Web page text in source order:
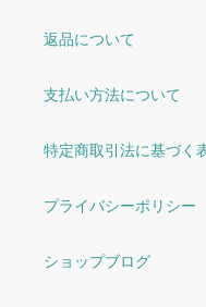
返品について
支払い方法について
特定商取引法に基づく
プライバシーポリシー
ショップブログ